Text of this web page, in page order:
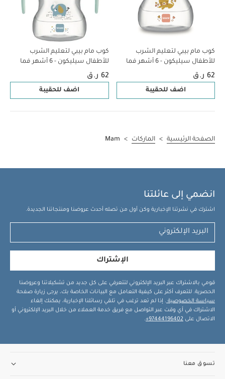
كوب مام بيبي لتعليم الشرب
للأطفال سيليكون - 6 أشهر فما
فوق | بطبعة حيوانات برية، وردي -
190 مل - عبوة من قطعة واحدة
62 ر.ق
اضف للحقيبة
كوب مام بيبي لتعليم الشرب
للأطفال سيليكون - 6 أشهر فما
فوق | بطبعة حيوانات برية، أزرق -
190 مل - عبوة من قطعة واحدة
62 ر.ق
اضف للحقيبة
الصفحة الرئيسية > الماركات >
Mam
انضمي إلى عائلتنا
اشترك في نشرتنا الإخبارية وكن أول من تصله أحدث عروضنا ومنتجاتنا الجديدة.
الإشتراك
قومي بالاشتراك عبر البريد الإلكتروني لتتعرفي على كل جديد من تشكيلاتنا وعروضنا
الحصرية. للتعرف أكثر على كيفية التعامل مع البيانات الخاصة بك، يرجى زيارة صفحة
سياسة الخصوصية . إذا لم تعد ترغب في تلقي رسائلنا الإخبارية، يمكنك إلغاء
الاشتراك في أي وقت عبر التواصل مع فريق خدمة العملاء من خلال البريد الإلكتروني أو
الاتصال على 97444196402+
.
تسوق معنا